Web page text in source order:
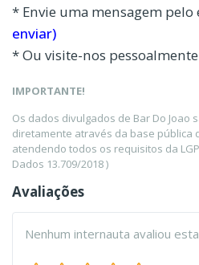
* Envie uma mensagem pelo
enviar)
* Ou visite-nos
IMPORTANTE!
Os dados divulgados de Bar Do Joao
diretamente através da base pública
atendendo todos os requisitos da
Dados 13.709/2018 )
Avaliações
Nenhum internauta avaliou